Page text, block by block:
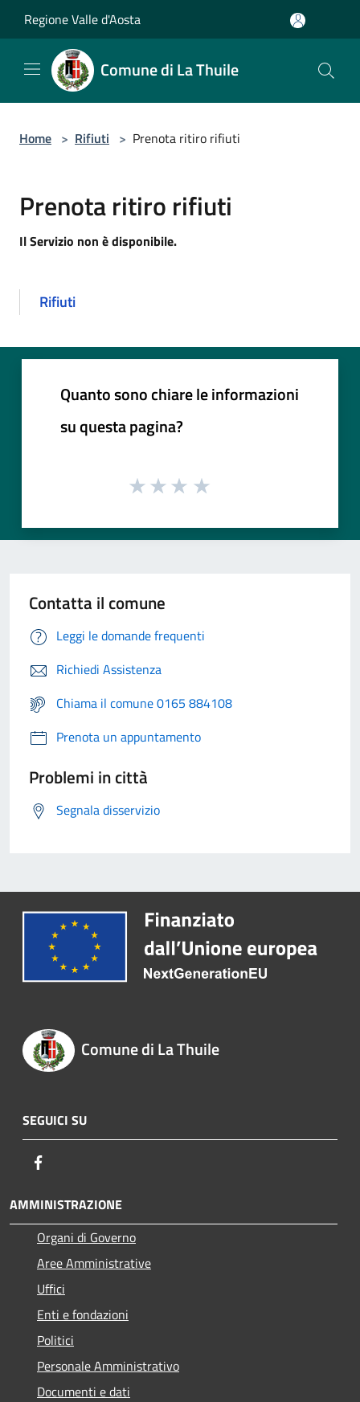
Regione Valle d'Aosta
Comune di La Thuile
Home > Rifiuti > Prenota ritiro rifiuti
Prenota ritiro rifiuti
Il Servizio non è disponibile.
Rifiuti
Quanto sono chiare le informazioni
su questa pagina?
Contatta il comune
Leggi le domande frequenti
Richiedi Assistenza
Chiama il comune 0165 884108
Prenota un appuntamento
Problemi in città
Segnala disservizio
Comune di La Thuile
SEGUICI SU
AMMINISTRAZIONE
Organi di Governo
Aree Amministrative
Uffici
Enti e fondazioni
Politici
Personale Amministrativo
Documenti e dati